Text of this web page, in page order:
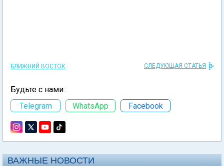
БЛИЖНИЙ ВОСТОК СЛЕДУЮЩАЯ СТАТЬЯ
Будьте с нами:
Telegram
WhatsApp Facebook
ВАЖНЫЕ НОВОСТИ